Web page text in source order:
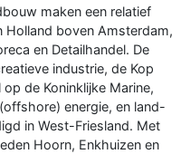
maken een relatief
Holland boven Amsterdam,
en Detailhandel. De
industrie, de Kop
de Koninklijke Marine,
energie, en land-
in West-Friesland. Met
Hoorn, Enkhuizen en